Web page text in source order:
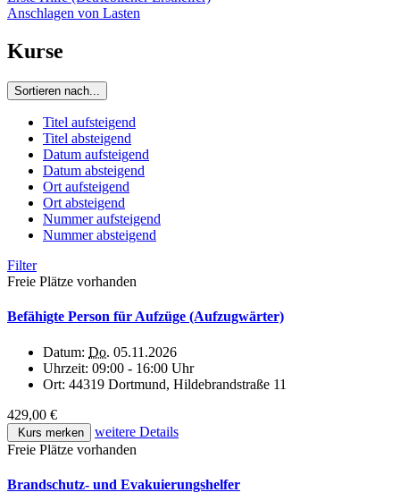
Anschlagen von Lasten
Kurse
Sortieren nach...
Titel aufsteigend
Titel absteigend
Datum aufsteigend
Datum absteigend
Ort aufsteigend
Ort absteigend
Nummer aufsteigend
Nummer absteigend
Filter
Freie Plätze vorhanden
Befähigte Person für Aufzüge (Aufzugwärter)
Datum: Do. 05.11.2026
Uhrzeit: 09:00 - 16:00 Uhr
Ort: 44319 Dortmund, Hildebrandstraße 11
429,00 €
Kurs merken
weitere Details
Freie Plätze vorhanden
Brandschutz- und Evakuierungshelfer